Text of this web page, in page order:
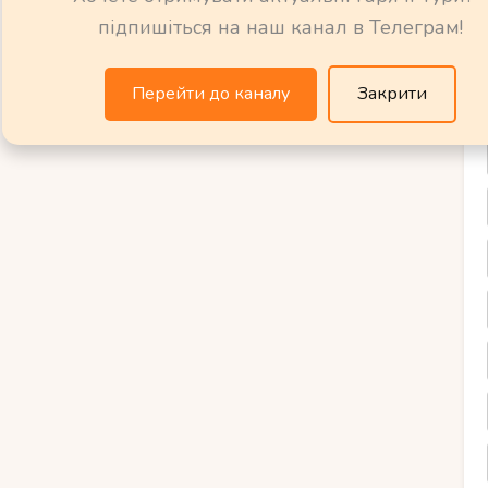
запалить вашу страсть і залишить
в Іспанії
підпишіться на наш канал в Телеграм!
Перейти до каналу Закрити